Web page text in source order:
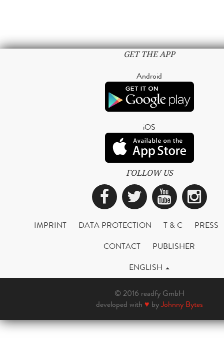
GET THE APP
Android
iOS
FOLLOW US
Facebook
Twitter
IMPRINT DATA PROTECTION T & C
PRESS
CONTACT
PUBLISHER
ENGLISH
© 2016 readfy GmbH
developed with ♥ byJohnny Bytes